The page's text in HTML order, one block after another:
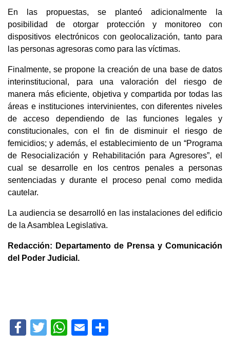
En las propuestas, se planteó adicionalmente la
posibilidad de otorgar protección y monitoreo con
dispositivos electrónicos con geolocalización, tanto para
las personas agresoras como para las víctimas.
Finalmente, se propone la creación de una base de datos
interinstitucional, para una valoración del riesgo de
manera más eficiente, objetiva y compartida por todas las
áreas e instituciones intervinientes, con diferentes niveles
de acceso dependiendo de las funciones legales y
constitucionales, con el fin de disminuir el riesgo de
femicidios; y además, el establecimiento de un “Programa
de Resocialización y Rehabilitación para Agresores”, el
cual se desarrolle en los centros penales a personas
sentenciadas y durante el proceso penal como medida
cautelar.
La audiencia se desarrolló en las instalaciones del edificio
de la Asamblea Legislativa.
Redacción: Departamento de Prensa y Comunicación
del Poder Judicial.
Facebook
Twitter
WhatsApp
Email